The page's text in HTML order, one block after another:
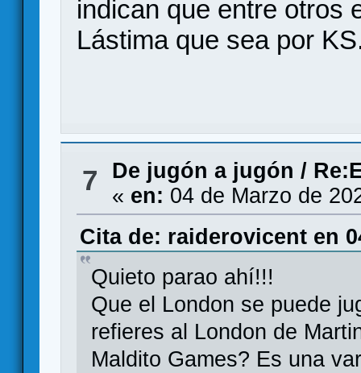
indican que entre otros
Lástima que sea por
7 De jugón a jugón /
« en: 04 de Marzo de
Cita de: raiderovicent en
Quieto parao ahí!!!
Que el London se puede
refieres al London de
Maldito Games? Es una